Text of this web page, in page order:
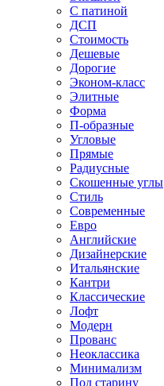
С патиной
ДСП
Стоимость
Дешевые
Дорогие
Эконом-класс
Элитные
Форма
П-образные
Угловые
Прямые
Радиусные
Скошенные углы
Стиль
Современные
Евро
Английские
Дизайнерские
Итальянские
Кантри
Классические
Лофт
Модерн
Прованс
Неоклассика
Минимализм
Под старину